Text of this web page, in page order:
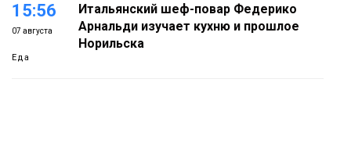
15:56
07 августа
Еда
Итальянский шеф-повар Федерико
Арнальди изучает кухню и прошлое
Норильска